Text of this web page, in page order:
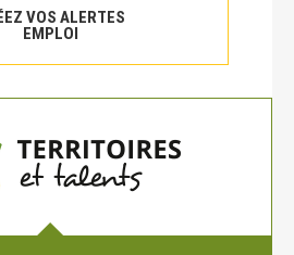
VOS ALERTES
EMPLOI